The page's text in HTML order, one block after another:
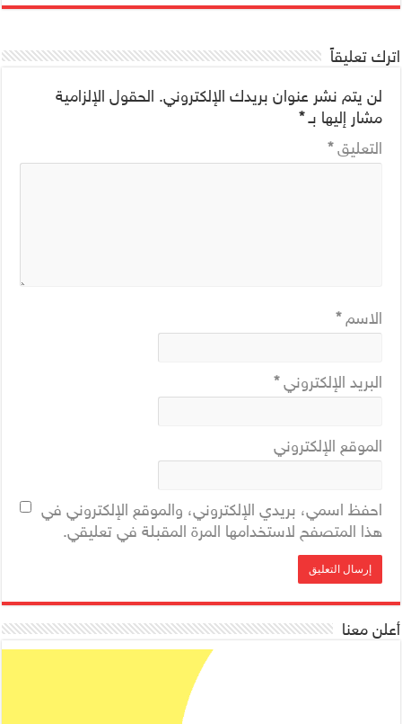
اترك تعليقاً
لن يتم نشر عنوان بريدك الإلكتروني. الحقول الإلزامية
مشار إليها بـ*
التعليق*
الاسم*
البريد الإلكتروني*
الموقع الإلكتروني
احفظ اسمي، بريدي الإلكتروني، والموقع الإلكتروني في
هذا المتصفح لاستخدامها المرة المقبلة في تعليقي.
أعلن معنا